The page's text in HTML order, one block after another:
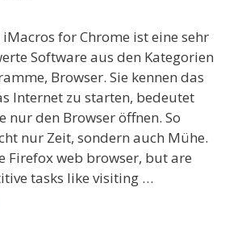
iMacros for Chrome ist eine sehr
Software aus den Kategorien
Browser. Sie kennen das
Internet zu starten, bedeutet
nur den Browser öffnen. So
nur Zeit, sondern auch Mühe.
Firefox web browser, but are
tasks like visiting …